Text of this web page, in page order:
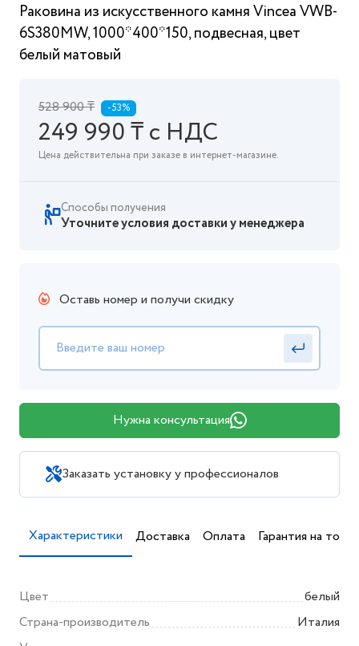
Раковина из искусственного камня Vincea VWB-
6S380MW, 1000*400*150, подвесная, цвет
белый матовый
528 900 ₸ -53%
249 990 ₸ с НДС
Цена действительна при заказе в интернет-магазине.
Способы получения
Уточните условия доставки у менеджера
Оставь номер и получи скидку
Нужна консультация
Заказать установку у профессионалов
Характеристики Доставка Оплата Гарантия на товар
Цвет
белый
Страна-производитель
Италия